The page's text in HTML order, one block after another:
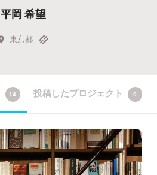
平岡 希望
東京都
14 投稿したプロジェクト 0